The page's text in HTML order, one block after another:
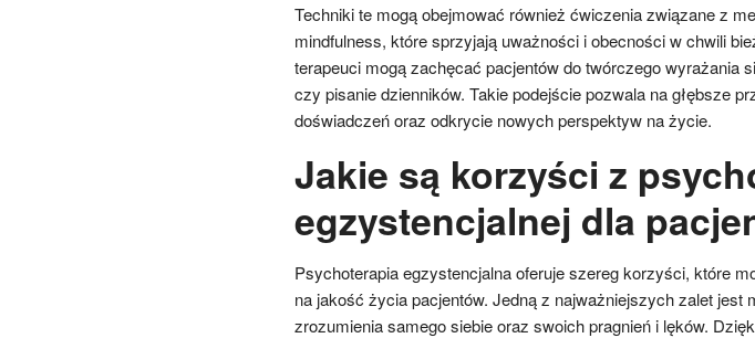
Techniki te mogą obejmować również ćwiczenia związane z
mindfulness, które sprzyjają uważności i obecności w chwili
terapeuci mogą zachęcać pacjentów do twórczego wyrażania
czy pisanie dzienników. Takie podejście pozwala na głębsze
doświadczeń oraz odkrycie nowych perspektyw na życie.
Jakie są korzyści z
egzystencjalnej dla
Psychoterapia egzystencjalna oferuje szereg korzyści, które
na jakość życia pacjentów. Jedną z najważniejszych zalet jest
zrozumienia samego siebie oraz swoich pragnień i lęków.